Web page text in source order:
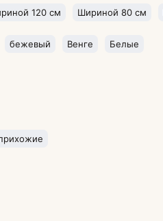
120 см Шириной 80 см
бежевый Венге Белые